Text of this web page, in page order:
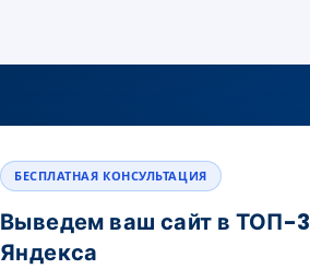
БЕСПЛАТНАЯ КОНСУЛЬТАЦИЯ
Выведем ваш сайт в ТОП-3
Яндекса